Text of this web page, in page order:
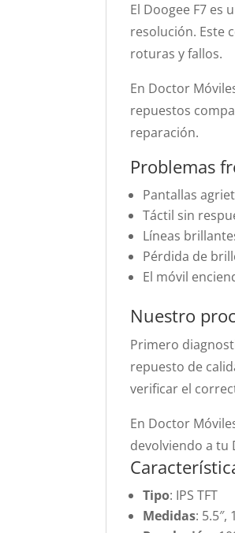
El Doogee F7 es
resolución. Este
roturas y fallos.
En Doctor
repuestos
reparación.
Problemas
Pantallas
Táctil sin
Líneas
Pérdida de
El móvil
Nuestro
Primero
repuesto de
verificar el
En Doctor
devolviendo a tu
Tipo: IPS TFT
Medidas: 5.5″,